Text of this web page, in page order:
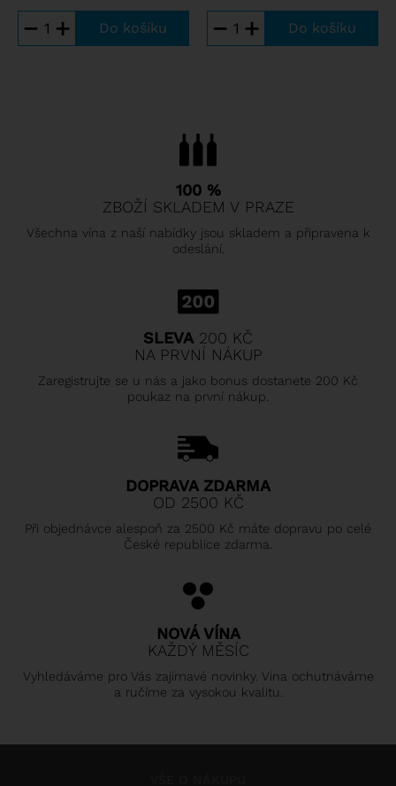
− + − +
100 %
ZBOŽÍ SKLADEM V PRAZE
Všechna vína z naší nabídky jsou skladem a připravena k
odeslání.
SLEVA 200 KČ
NA PRVNÍ NÁKUP
Zaregistrujte se u nás a jako bonus dostanete 200 Kč
poukaz na první nákup.
DOPRAVA ZDARMA
OD 2500 KČ
Při objednávce alespoň za 2500 Kč máte dopravu po celé
České republice zdarma.
NOVÁ VÍNA
KAŽDÝ MĚSÍC
Vyhledáváme pro Vás zajímavé novinky. Vína ochutnáváme
a ručíme za vysokou kvalitu.